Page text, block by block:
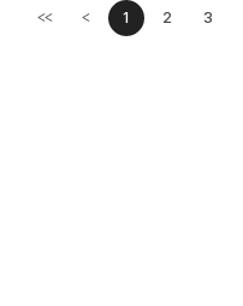
<< <이전페이지
1 2 3